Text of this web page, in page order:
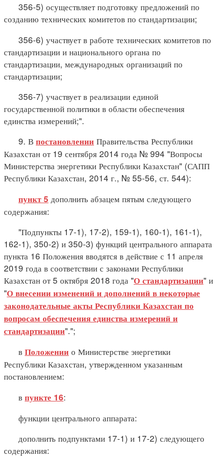
356-5) осуществляет подготовку предложений по
созданию технических комитетов по стандартизации;
356-6) участвует в работе технических комитетов по
стандартизации и национального органа по
стандартизации, международных организаций по
стандартизации;
356-7) участвует в реализации единой
государственной политики в области обеспечения
единства измерений;".
9. В постановлении Правительства Республики
Казахстан от 19 сентября 2014 года № 994 "Вопросы
Министерства энергетики Республики Казахстан" (САПП
Республики Казахстан, 2014 г., № 55-56, ст. 544):
пункт 5 дополнить абзацем пятым следующего
содержания:
"Подпункты 17-1), 17-2), 159-1), 160-1), 161-1),
162-1), 350-2) и 350-3) функций центрального аппарата
пункта 16 Положения вводятся в действие с 11 апреля
2019 года в соответствии с законами Республики
Казахстан от 5 октября 2018 года "О стандартизации" и
"О внесении изменений и дополнений в некоторые
законодательные акты Республики Казахстан по
вопросам обеспечения единства измерений и
стандартизации".";
в Положении о Министерстве энергетики
Республики Казахстан, утвержденном указанным
постановлением:
в пункте 16:
функции центрального аппарата:
дополнить подпунктами 17-1) и 17-2) следующего
содержания: